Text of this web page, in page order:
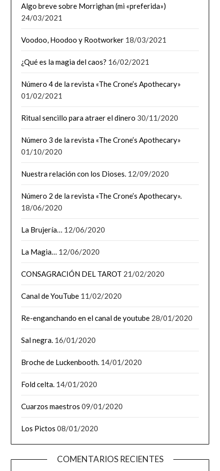
Algo breve sobre Morrighan (mi «preferida»)
24/03/2021
Voodoo, Hoodoo y Rootworker 18/03/2021
¿Qué es la magia del caos? 16/02/2021
Número 4 de la revista «The Crone’s Apothecary»
01/02/2021
Ritual sencillo para atraer el dinero 30/11/2020
Número 3 de la revista «The Crone’s Apothecary»
01/10/2020
Nuestra relación con los Dioses. 12/09/2020
Número 2 de la revista «The Crone’s Apothecary».
18/06/2020
La Brujería… 12/06/2020
La Magia… 12/06/2020
CONSAGRACIÓN DEL TAROT 21/02/2020
Canal de YouTube 11/02/2020
Re-enganchando en el canal de youtube 28/01/2020
Sal negra. 16/01/2020
Broche de Luckenbooth. 14/01/2020
Fold celta. 14/01/2020
Cuarzos maestros 09/01/2020
Los Pictos 08/01/2020
COMENTARIOS RECIENTES